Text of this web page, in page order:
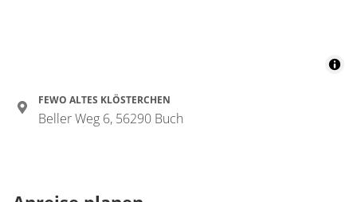
FEWO ALTES KLÖSTERCHEN
Beller Weg 6, 56290 Buch